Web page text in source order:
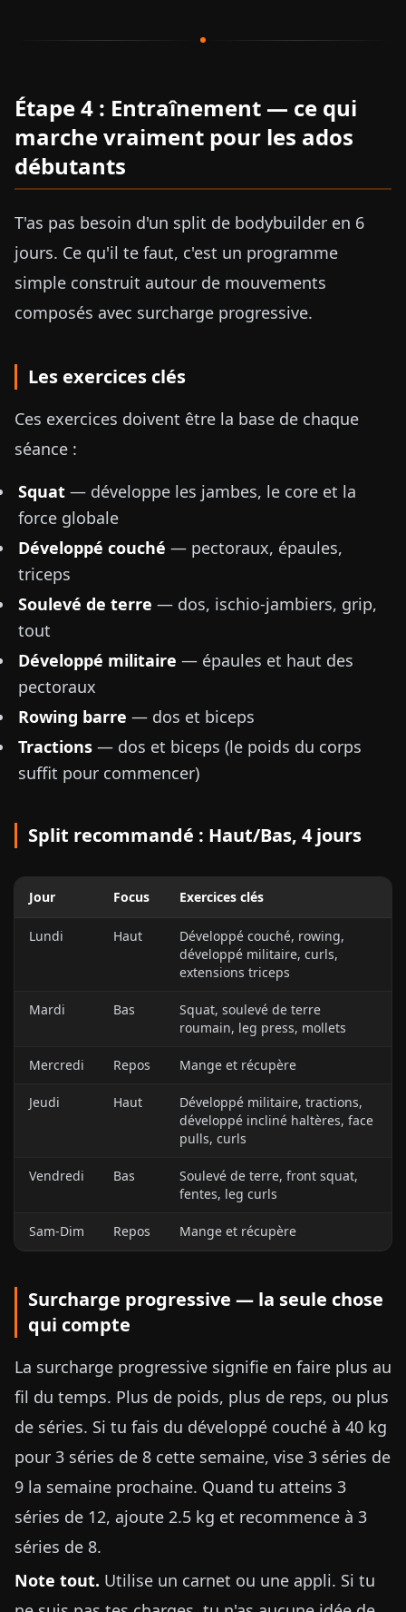
Étape 4 : Entraînement — ce qui
marche vraiment pour les ados
débutants
T'as pas besoin d'un split de bodybuilder en 6
jours. Ce qu'il te faut, c'est un programme
simple construit autour de mouvements
composés avec surcharge progressive.
Les exercices clés
Ces exercices doivent être la base de chaque
séance :
Squat — développe les jambes, le core et la
force globale
Développé couché — pectoraux, épaules,
triceps
Soulevé de terre — dos, ischio-jambiers, grip,
tout
Développé militaire — épaules et haut des
pectoraux
Rowing barre — dos et biceps
Tractions — dos et biceps (le poids du corps
suffit pour commencer)
Split recommandé : Haut/Bas, 4 jours
Jour Focus Exercices clés
Lundi Haut
Développé couché, rowing,
développé militaire, curls,
extensions triceps
Mardi Bas
Squat, soulevé de terre
roumain, leg press, mollets
Mercredi Repos Mange et récupère
Jeudi Haut
Développé militaire, tractions,
développé incliné haltères, face
pulls, curls
Vendredi Bas
Soulevé de terre, front squat,
fentes, leg curls
Sam-Dim Repos Mange et récupère
Surcharge progressive — la seule chose
qui compte
La surcharge progressive signifie en faire plus au
fil du temps. Plus de poids, plus de reps, ou plus
de séries. Si tu fais du développé couché à 40 kg
pour 3 séries de 8 cette semaine, vise 3 séries de
9 la semaine prochaine. Quand tu atteins 3
séries de 12, ajoute 2.5 kg et recommence à 3
séries de 8.
Note tout. Utilise un carnet ou une appli. Si tu